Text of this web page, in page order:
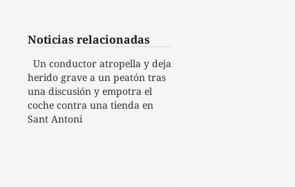
Noticias relacionadas
Un conductor atropella y deja
herido grave a un peatón tras
una discusión y empotra el
coche contra una tienda en
Sant Antoni